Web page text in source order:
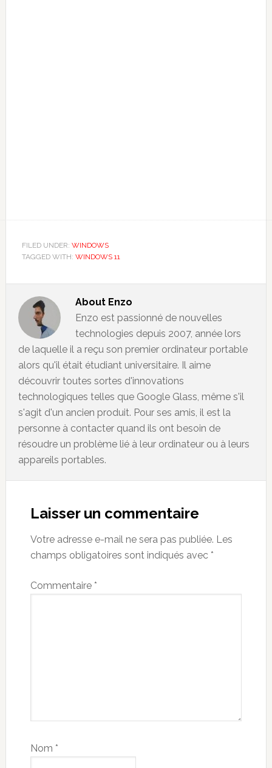
FILED UNDER: WINDOWS
TAGGED WITH: WINDOWS 11
About Enzo
Enzo est passionné de nouvelles
technologies depuis 2007, année lors
de laquelle il a reçu son premier ordinateur portable
alors qu'il était étudiant universitaire. Il aime
découvrir toutes sortes d'innovations
technologiques telles que Google Glass, même s'il
s'agit d'un ancien produit. Pour ses amis, il est la
personne à contacter quand ils ont besoin de
résoudre un problème lié à leur ordinateur ou à leurs
appareils portables.
Interactions
Laisser un commentaire
Votre adresse e-mail ne sera pas publiée. Les
champs obligatoires sont indiqués avec *
Commentaire *
Nom *